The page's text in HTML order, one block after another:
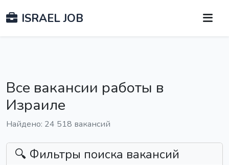
ISRAEL JOB
Все вакансии работы в
Израиле
Найдено: 24 518 вакансий
🔍 Фильтры поиска вакансий